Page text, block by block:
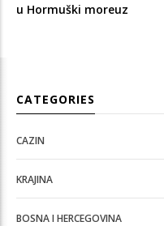
u Hormuški moreuz
CATEGORIES
CAZIN
KRAJINA
BOSNA I HERCEGOVINA